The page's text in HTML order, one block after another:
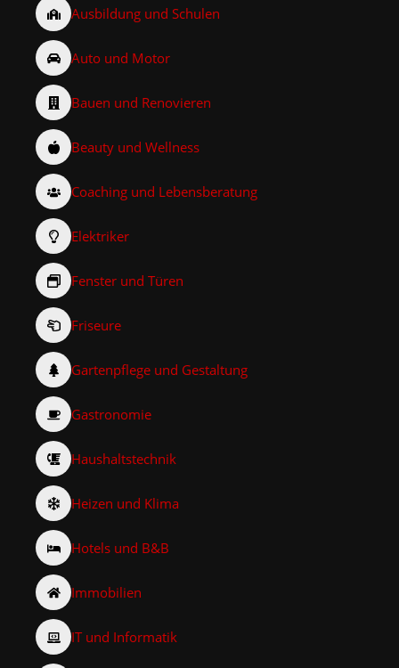
Ausbildung und Schulen
Auto und Motor
Bauen und Renovieren
Beauty und Wellness
Coaching und Lebensberatung
Elektriker
Fenster und Türen
Friseure
Gartenpflege und Gestaltung
Gastronomie
Haushaltstechnik
Heizen und Klima
Hotels und B&B
Immobilien
IT und Informatik